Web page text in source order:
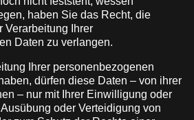
haben Sie das Recht, die
Verarbeitung Ihrer
Daten zu verlangen.
Ihrer personenbezogenen
dürfen diese Daten – von ihrer
– nur mit Ihrer Einwilligung oder
oder Verteidigung von